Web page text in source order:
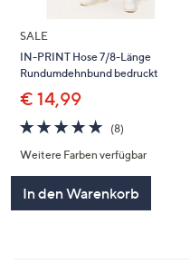
SALE
IN-PRINT Hose 7/8-Länge
Rundumdehnbund bedruckt
€ 14,99
4.8
von
5
(8)8
Weitere Farben verfügbar
In den Warenkorb